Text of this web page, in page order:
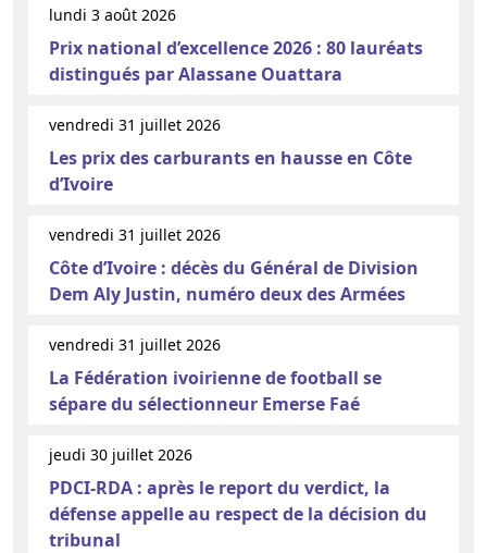
lundi 3 août 2026
Prix national d’excellence 2026 : 80 lauréats
distingués par Alassane Ouattara
vendredi 31 juillet 2026
Les prix des carburants en hausse en Côte
d’Ivoire
vendredi 31 juillet 2026
Côte d’Ivoire : décès du Général de Division
Dem Aly Justin, numéro deux des Armées
vendredi 31 juillet 2026
La Fédération ivoirienne de football se
sépare du sélectionneur Emerse Faé
jeudi 30 juillet 2026
PDCI-RDA : après le report du verdict, la
défense appelle au respect de la décision du
tribunal